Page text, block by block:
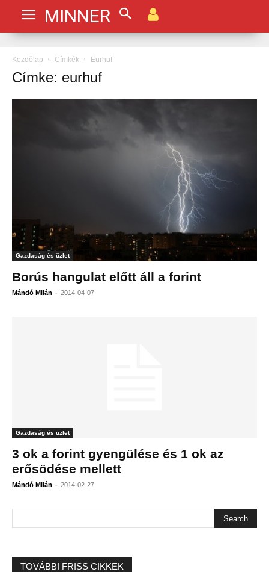
MINNER
Kezdőlap Címkék Eurhuf
Címke: eurhuf
Gazdaság és üzlet
Borús hangulat előtt áll a forint
Mándó Milán - 2014-04-07
Gazdaság és üzlet
3 ok a forint gyengülése és 1 ok az
erősödése mellett
Mándó Milán - 2014-02-27
TOVÁBBI FRISS CIKKEK